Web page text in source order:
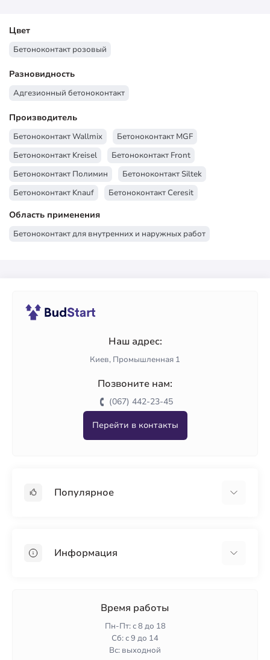
Цвет
Бетоноконтакт розовый
Разновидность
Адгезионный бетоноконтакт
Производитель
Бетоноконтакт Wallmix
Бетоноконтакт МGF
Бетоноконтакт Kreisel
Бетоноконтакт Front
Бетоноконтакт Полимин
Бетоноконтакт Siltek
Бетоноконтакт Knauf
Бетоноконтакт Ceresit
Бетоноконтакт Builder
Область применения
Бетоноконтакт для внутренних и наружных работ
Наш адрес:
Киев, Промышленная 1
Позвоните нам:
(067) 442-23-45
Перейти в контакты
Популярное
ПенопластИнформация
Политика конфиденциальности
Время работы
Пн-Пт: с 8 до 18
Сб: с 9 до 14
Вс: выходной